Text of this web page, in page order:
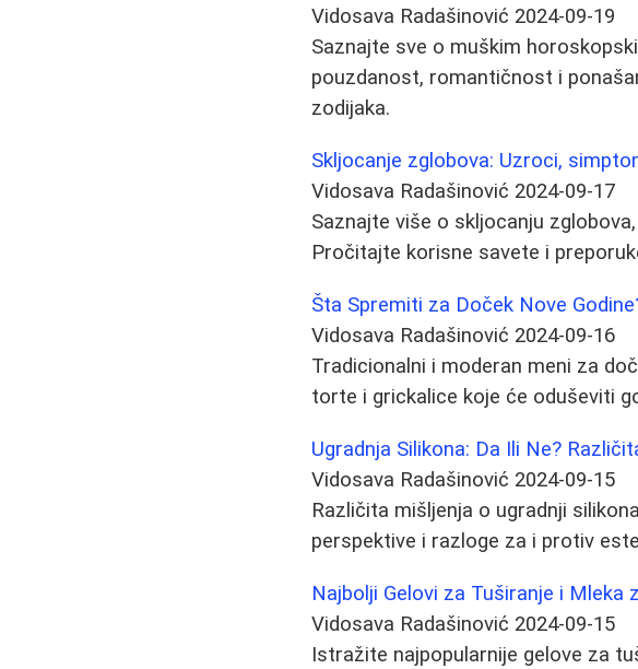
Vidosava Radašinović 2024-09-19
Saznajte sve o muškim
pouzdanost, romantičnost i
zodijaka.
Skljocanje zglobova: Uzroci,
Vidosava Radašinović 2024-09-17
Saznajte više o skljocanju
Pročitajte korisne savete i
Šta Spremiti za Doček Nove
Vidosava Radašinović 2024-09-16
Tradicionalni i moderan meni za
torte i grickalice koje će oduševiti
Ugradnja Silikona: Da Ili Ne?
Vidosava Radašinović 2024-09-15
Različita mišljenja o ugradnji
perspektive i razloge za i protiv
Najbolji Gelovi za Tuširanje i Mleka
Vidosava Radašinović 2024-09-15
Istražite najpopularnije gelove za